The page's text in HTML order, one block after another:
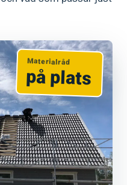
Materialråd
på plats